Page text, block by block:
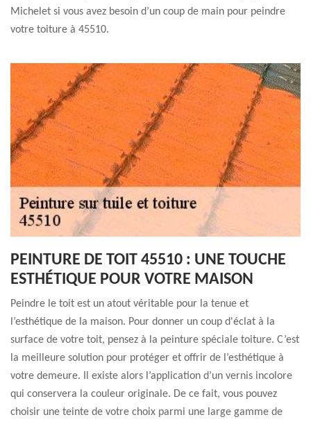
Michelet si vous avez besoin d’un coup de main pour peindre
votre toiture à 45510.
PEINTURE DE TOIT 45510 : UNE TOUCHE
ESTHÉTIQUE POUR VOTRE MAISON
Peindre le toit est un atout véritable pour la tenue et
l’esthétique de la maison. Pour donner un coup d'éclat à la
surface de votre toit, pensez à la peinture spéciale toiture. C’est
la meilleure solution pour protéger et offrir de l’esthétique à
votre demeure. Il existe alors l’application d’un vernis incolore
qui conservera la couleur originale. De ce fait, vous pouvez
choisir une teinte de votre choix parmi une large gamme de